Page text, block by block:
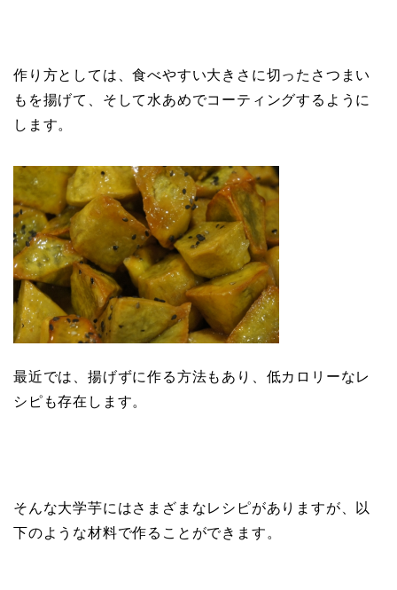
作り方としては、食べやすい大きさに切ったさつまい
もを揚げて、そして水あめでコーティングするように
します。
最近では、揚げずに作る方法もあり、低カロリーなレ
シピも存在します。
そんな大学芋にはさまざまなレシピがありますが、以
下のような材料で作ることができます。